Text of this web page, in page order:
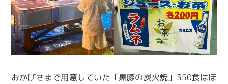
おかげさまで用意していた「黒豚の炭火焼」350食はほ